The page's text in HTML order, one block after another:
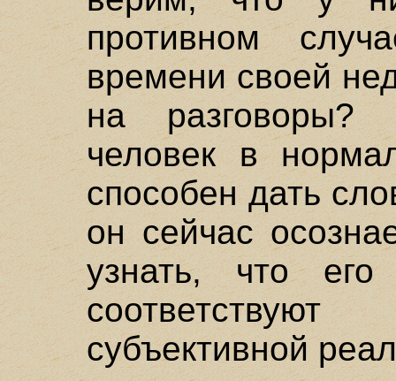
противном
времени своей
на разговоры?
человек в
способен дать
он сейчас
узнать, что его
субъективной